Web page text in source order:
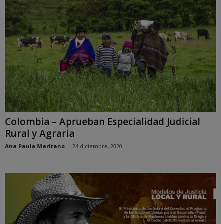
Colombia – Aprueban Especialidad Judicial
Rural y Agraria
Ana Paula Maritano - 24 diciembre, 2020